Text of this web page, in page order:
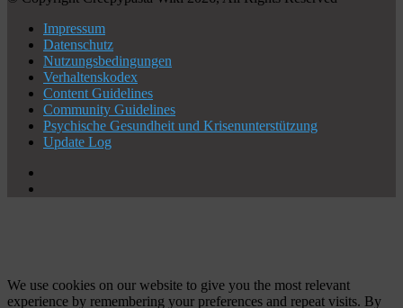
Impressum
Datenschutz
Nutzungsbedingungen
Verhaltenskodex
Content Guidelines
Community Guidelines
Psychische Gesundheit und Krisenunterstützung
Update Log
We use cookies on our website to give you the most relevant
experience by remembering your preferences and repeat visits. By